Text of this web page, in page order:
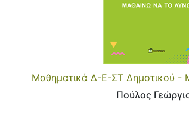
Μαθηματικά Δ-Ε-ΣΤ Δημοτικού -
Πούλος